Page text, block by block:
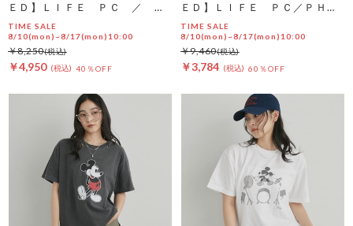
ＥＤ】ＬＩＦＥ ＰＣ ／ Ｂ
ＩＧ ＴＥＥ
TIME SALE
8/10(mon)~8/17(mon)10:00
￥4,950 40％OFF
￥8,250
ＥＤ】ＬＩＦＥ ＰＣ／ＰＨＯ
ＴＥ ＴＥＥ
TIME SALE
8/10(mon)~8/17(mon)10:00
￥3,784 60％OFF
￥9,460